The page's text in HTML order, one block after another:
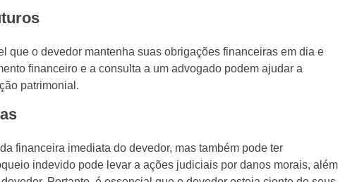
que o devedor mantenha suas obrigações financeiras em dia e
financeiro e a consulta a um advogado podem ajudar a
patrimonial.
financeira imediata do devedor, mas também pode ter
indevido pode levar a ações judiciais por danos morais, além